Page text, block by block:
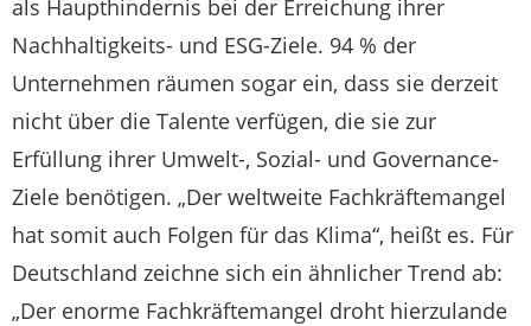
als Haupthindernis bei der Erreichung ihrer
Nachhaltigkeits- und ESG-Ziele. 94 % der
Unternehmen räumen sogar ein, dass sie derzeit
nicht über die Talente verfügen, die sie zur
Erfüllung ihrer Umwelt-, Sozial- und Governance-
Ziele benötigen. „Der weltweite Fachkräftemangel
hat somit auch Folgen für das Klima“, heißt es. Für
Deutschland zeichne sich ein ähnlicher Trend ab:
„Der enorme Fachkräftemangel droht hierzulande